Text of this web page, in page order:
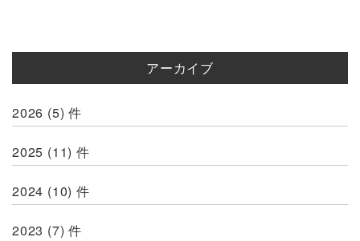
アーカイブ
2026 (5) 件
2025 (11) 件
2024 (10) 件
2023 (7) 件